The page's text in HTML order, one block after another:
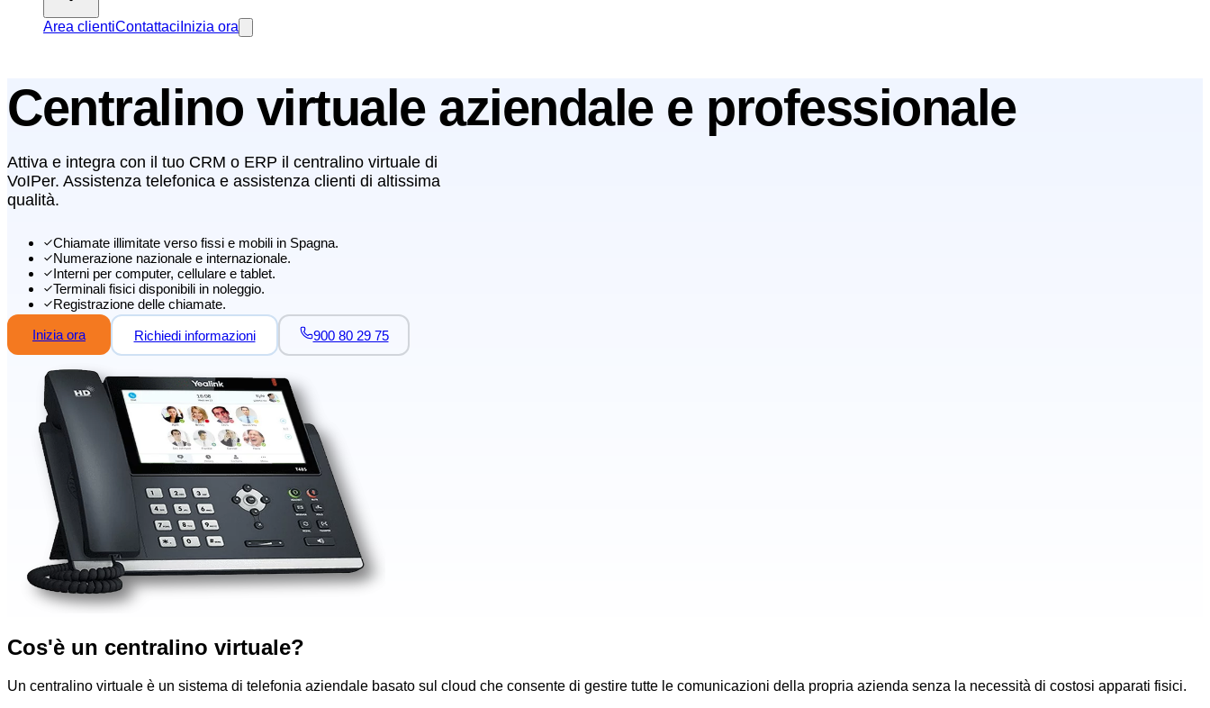
Area clientiContattaci Inizia ora
Centralino virtuale aziendale e professionale
Attiva e integra con il tuo CRM o ERP il centralino virtuale di
VoIPer. Assistenza telefonica e assistenza clienti di altissima
qualità.
Chiamate illimitate verso fissi e mobili in Spagna.
Numerazione nazionale e internazionale.
Interni per computer, cellulare e tablet.
Terminali fisici disponibili in noleggio.
Registrazione delle chiamate.
Inizia ora
Richiedi informazioni 900 80 29 75
Cos'è un centralino virtuale?
Un centralino virtuale è un sistema di telefonia aziendale basato sul cloud che consente di gestire tutte le comunicazioni della propria azienda senza la necessità di costosi apparati fisici.